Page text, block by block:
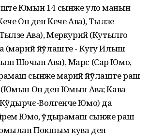
Юмын 14 сынже уло манын
Он ден Кече Ава), Тылзе
Ава), Меркурий (Кутылго
(марий йўлаште - Кугу Илыш
Шочын Ава), Марс (Сар Юмо,
сынже марий йўлаште раш
Он ден Юмын Ава; Кава
Волгенче Юмо) да
Юмо, ўдырамаш сынже раш
Покшым кува ден